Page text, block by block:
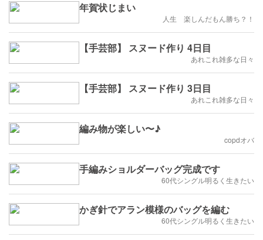
年賀状じまい
人生 楽しんだもん勝ち？！
【手芸部】 スヌード作り 4日目
あれこれ雑多な日々
【手芸部】 スヌード作り 3日目
あれこれ雑多な日々
編み物が楽しい〜♪
copdオバ
手編みショルダーバッグ完成です
60代シングル明るく生きたい
かぎ針でアラン模様のバッグを編む
60代シングル明るく生きたい